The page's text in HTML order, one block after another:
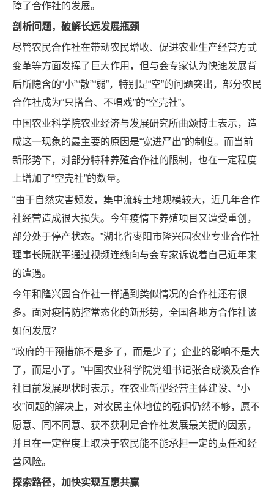
障了合作社的发展。
剖析问题，破解长远发展瓶颈
尽管农民合作社在带动农民增收、促进农业生产经营方式
变革等方面发挥了巨大作用，但与会专家认为快速发展背
后所隐含的“小”“散”“弱”，特别是“空”的问题突出，部分农民
合作社成为“只搭台、不唱戏”的“空壳社”。
中国农业科学院农业经济与发展研究所曲颂博士表示，造
成这一现象的最主要的原因是“宽进严出”的制度。而当前
新形势下，对部分特种养殖合作社的限制，也在一定程度
上增加了“空壳社”的数量。
“由于自然灾害频发，集中流转土地规模较大，近几年合作
社经营造成很大损失。今年疫情下养殖项目又遭受重创，
部分处于停产状态。”湖北省枣阳市隆兴园农业专业合作社
理事长阮朕平通过视频连线向与会专家诉说着自己近年来
的遭遇。
今年和隆兴园合作社一样遇到类似情况的合作社还有很
多。面对疫情防控常态化的新形势，全国各地方合作社该
如何发展？
“政府的干预措施不是多了，而是少了；企业的影响不是大
了，而是小了。”中国农业科学院党组书记张合成谈及合作
社目前发展现状时表示，在农业新型经营主体建设、“小
农”问题的解决上，对农民主体地位的强调仍然不够，愿不
愿意、同不同意、获不获利是合作社发展最关键的因素，
并且在一定程度上取决于农民能不能承担一定的责任和经
营风险。
探索路径，加快实现互惠共赢